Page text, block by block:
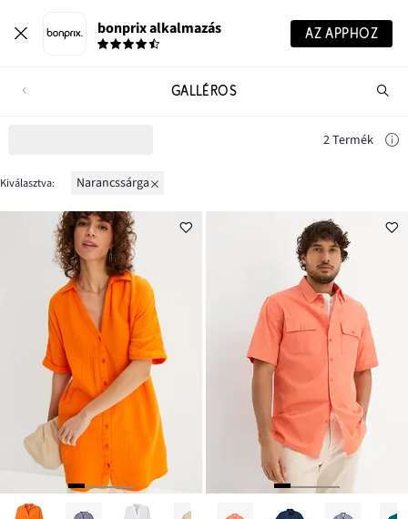
bonprix alkalmazás AZ APPHOZ
GALLÉROS
2 Termék
Kiválasztva: narancssárga